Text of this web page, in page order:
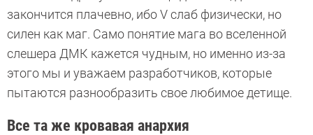
закончится плачевно, ибо V слаб физически, но
силен как маг. Само понятие мага во вселенной
слешера ДМК кажется чудным, но именно из-за
этого мы и уважаем разработчиков, которые
пытаются разнообразить свое любимое детище.
Все та же кровавая анархия